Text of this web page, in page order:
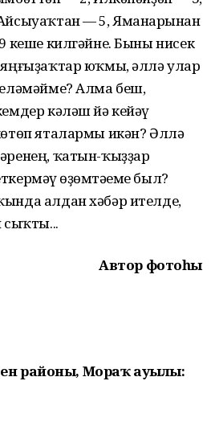
— 5, Яманһарынан
кеше килгәйне. Быны нисек
юҡмы, әллә улар
Алма беш,
кәләш йә кейәү
яталармы икән? Әллә
ҡатын-ҡыҙҙар
һөҙөмтәһеме был?
алдан хәбәр ителде,
сыҡты...
Автор фотоһы
районы, Мораҡ ауылы: